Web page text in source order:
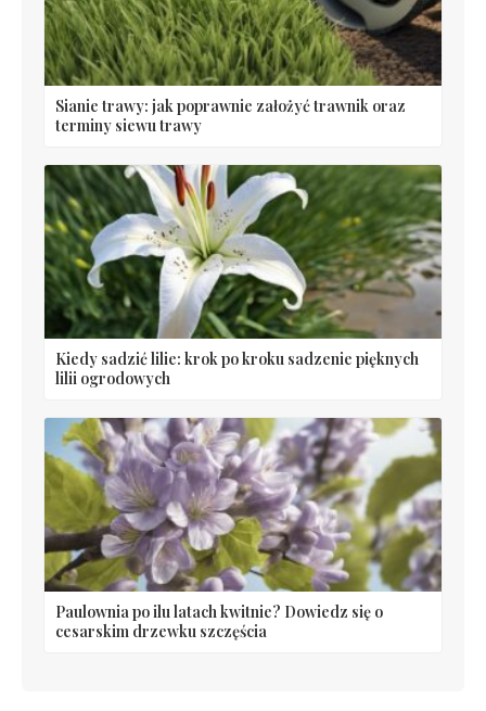
Sianie trawy: jak poprawnie założyć trawnik oraz
terminy siewu trawy
Kiedy sadzić lilie: krok po kroku sadzenie pięknych
lilii ogrodowych
Paulownia po ilu latach kwitnie? Dowiedz się o
cesarskim drzewku szczęścia